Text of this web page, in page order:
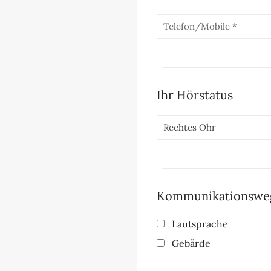
Ihr Hörstatus
Lautsprache
Gebärde